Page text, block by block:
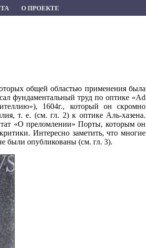
О ПРОЕКТЕ
общей областью применения была
фундаментальный труд по оптике «Ad
1604г., который он скромно
т. е. (см. гл. 2) к оптике Аль-хазена.
«О преломлении» Порты, которым он
Интересно заметить, что многие
были опубликованы (см. гл. 3).